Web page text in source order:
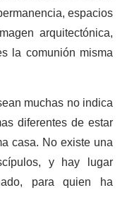
espacios
arquitectónica,
la comunión misma
muchas no indica
diferentes de estar
casa. No existe una
y hay lugar
para quien ha